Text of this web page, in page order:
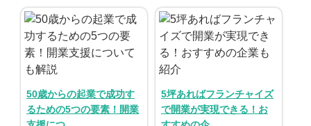
小売業
介護・福祉業
美容・健康業
海外FC本部
1001万円以上
関東
東海
近畿
四国
塾
飲食
リペアクリーニング
100万以下で開業
お役立ち情報コラム
50歳からの起業で成功す
るための5つの要素！開業
5坪あればフランチャイズ
で開業が実現できる！お